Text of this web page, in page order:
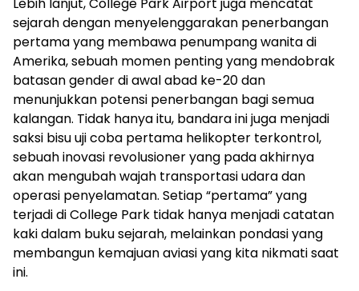
Lebih lanjut, College Park Airport juga mencatat
sejarah dengan menyelenggarakan penerbangan
pertama yang membawa penumpang wanita di
Amerika, sebuah momen penting yang mendobrak
batasan gender di awal abad ke-20 dan
menunjukkan potensi penerbangan bagi semua
kalangan. Tidak hanya itu, bandara ini juga menjadi
saksi bisu uji coba pertama helikopter terkontrol,
sebuah inovasi revolusioner yang pada akhirnya
akan mengubah wajah transportasi udara dan
operasi penyelamatan. Setiap “pertama” yang
terjadi di College Park tidak hanya menjadi catatan
kaki dalam buku sejarah, melainkan pondasi yang
membangun kemajuan aviasi yang kita nikmati saat
ini.